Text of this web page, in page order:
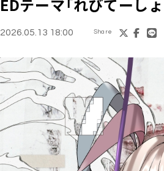
EDテーマ「れびてーし
2026.05.13 18:00 Share